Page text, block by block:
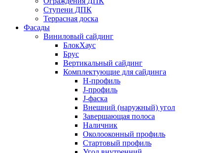
Ступени ДПК
Террасная доска
Фасады
Виниловый сайдинг
БлокХаус
Брус
Вертикальный сайдинг
Комплектующие для сайдинга
H-профиль
J-профиль
J-фаска
Внешний (наружный) угол
Завершающая полоса
Наличник
Околооконный профиль
Стартовый профиль